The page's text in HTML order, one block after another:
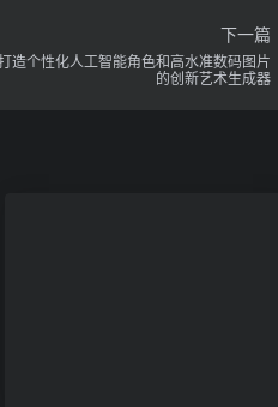
下一篇
个性化人工智能角色和高水准数码图片
的创新艺术生成器